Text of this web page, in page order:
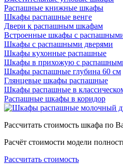
Распашные книжные шкафы
Шкафы распашные венге
Двери к распашным шкафам
Встроенные шкафы с
Шкафы c распашными дверями
Шкафы кухонные распашные
Шкафы в прихожую с
Шкафы распашные глубина 60 см
Глянцевые шкафы распашные
Шкафы распашные в
Распашные шкафы в коридор
Рассчитать стоимость шкафа по
Расчёт стоимости модели
Рассчитать стоимость